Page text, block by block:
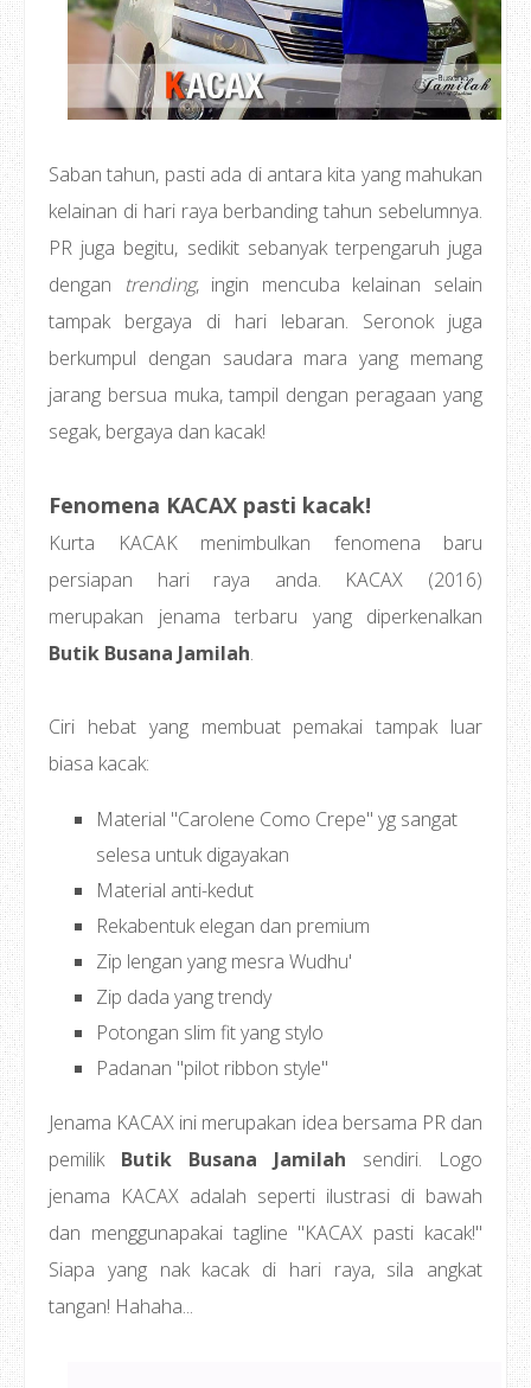
Saban tahun, pasti ada di antara kita yang mahukan
kelainan di hari raya berbanding tahun sebelumnya.
PR juga begitu, sedikit sebanyak terpengaruh juga
dengan
trending, ingin mencuba kelainan selain
tampak bergaya di hari lebaran. Seronok juga
berkumpul dengan saudara mara yang memang
jarang bersua muka, tampil dengan peragaan yang
segak, bergaya dan kacak!
Fenomena KACAX pasti kacak!
Kurta KACAK menimbulkan fenomena baru
persiapan hari raya anda. KACAX (2016)
merupakan jenama terbaru yang diperkenalkan
Butik Busana Jamilah.
Ciri hebat yang membuat pemakai tampak luar
biasa kacak:
Material "Carolene Como Crepe" yg sangat
selesa untuk digayakan
Material anti-kedut
Rekabentuk elegan dan premium
Zip lengan yang mesra Wudhu'
Zip dada yang trendy
Potongan slim fit yang stylo
Padanan "pilot ribbon style"
Jenama KACAX ini merupakan idea bersama PR dan
pemilik Butik Busana Jamilah sendiri. Logo
jenama KACAX adalah seperti ilustrasi di bawah
dan menggunapakai tagline "KACAX pasti kacak!"
Siapa yang nak kacak di hari raya, sila angkat
tangan! Hahaha...